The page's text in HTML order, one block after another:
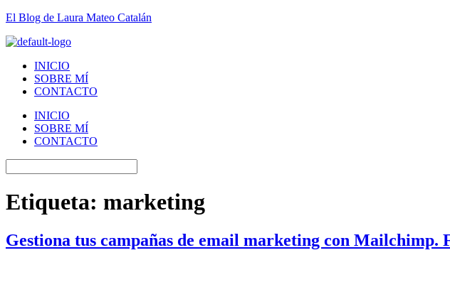
El Blog de Laura Mateo Catalán
INICIO
SOBRE MÍ
CONTACTO
INICIO
SOBRE MÍ
CONTACTO
Etiqueta: marketing
Gestiona tus campañas de email marketing con Mailchimp.